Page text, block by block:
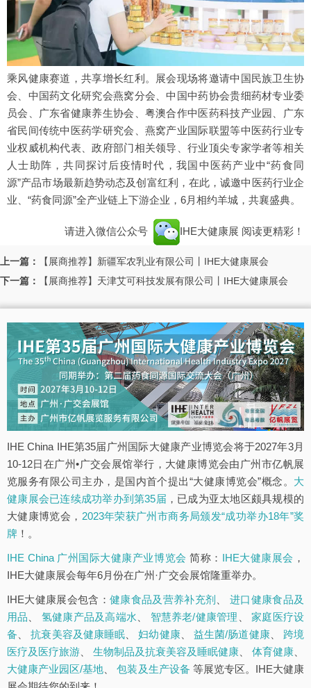
乘风健康赛道，共享增长红利。展会现场将邀请中国民族卫生协
会、中国药文化研究会燕窝分会、中国中药协会贵细药材专业委
员会、广东省健康养生协会、粤澳合作中医药科技产业园、广东
省民间传统中医药学研究会、燕窝产业国际联盟等中医药行业专
业权威机构代表、政府部门相关领导、行业顶尖专家学者等相关
人士助阵，共同探讨后疫情时代，我国中医药产业中“药食同
源”产品市场最新趋势动态及创富红利，在此，诚邀中医药行业企
业、“药食同源”全产业链上下游企业，6月相约羊城，共襄盛典。
请进入微信公众号 IHE大健康展 阅读更精彩！
上一篇：
【展商推荐】新疆军农乳业有限公司丨IHE大健康展会
下一篇：
【展商推荐】天津艾可科技发展有限公司丨IHE大健康展会
IHE China IHE第35届广州国际大健康产业博览会将于2027年3月
10-12日在广州•广交会展馆举行，大健康博览会由广州市亿帆展
览服务有限公司主办，是国内首个提出“大健康博览会”概念。 大
健康展会已连续成功举办到第35届 ，已成为亚太地区颇具规模的
大健康博览会， 2023年荣获广州市商务局颁发“成功举办18年”奖
牌 ！。
IHE China 广州国际大健康产业博览会 简称： IHE大健康展会 ，
IHE大健康展会每年6月份在广州·广交会展馆隆重举办。
IHE大健康展会包含： 健康食品及营养补充剂 、进口健康食品及
用品
氢健康产品及高端水 智慧养老/健康管理 、家庭医疗设
备 、抗衰美容及健康睡眠 、妇幼健康、 益生菌/肠道健康、 跨境
医疗及医疗旅游
生物制品及抗衰美容及睡眠健康 体育健康
大健康产业园区/基地 、包装及生产设备 等展览专区。IHE大健康